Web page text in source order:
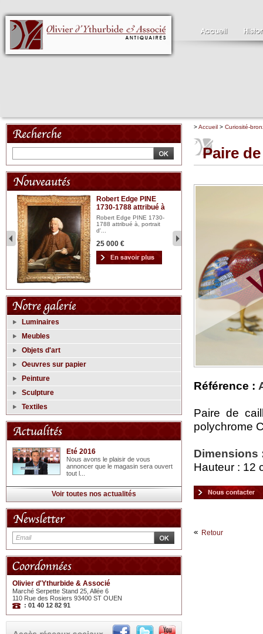
Robert Edge PINE
1730-1788 attribué à
Robert Edge PINE 1730-
1788 attribué à, portrait
d'...
25 000 € 2
Luminaires
Meubles
Objets d'art
Oeuvres sur papier
Peinture
Sculpture
Textiles
Eté 2016
Nous avons le plaisir de vous
annoncer que le magasin sera ouvert
tout l...
Voir toutes nos actualités
Olivier d'Ythurbide & Associé
Marché Serpette Stand 25, Allée 6
110 Rue des Rosiers 93400 ST OUEN
: 01 40 12 82 91
>Accueil > Curiosité-
Paire
Référence :
Paire de
polychrome
Dimensions
Hauteur : 12
Retour